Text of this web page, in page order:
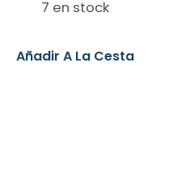
7 en stock
Añadir A La Cesta